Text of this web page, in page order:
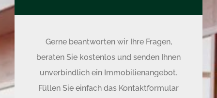
Gerne beantworten wir Ihre Fragen,
beraten Sie kostenlos und senden Ihnen
unverbindlich ein Immobilienangebot.
Füllen Sie einfach das Kontaktformular